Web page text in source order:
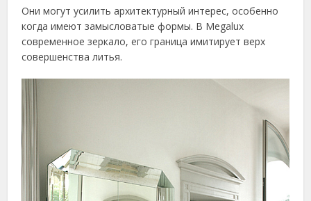
Они могут усилить архитектурный интерес, особенно
когда имеют замысловатые формы. В Megalux
современное зеркало, его граница имитирует верх
совершенства литья.